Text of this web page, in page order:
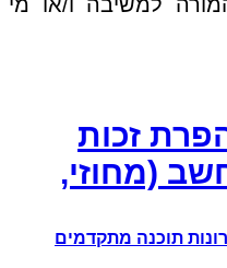
זכות
(מחוזי,
09 דנ-אל פתרונות תוכנה מתקדמים